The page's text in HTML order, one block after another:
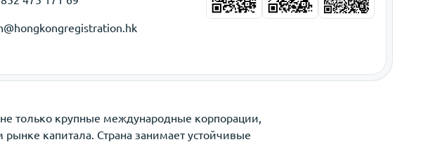
только крупные международные корпорации,
капитала. Страна занимает устойчивые